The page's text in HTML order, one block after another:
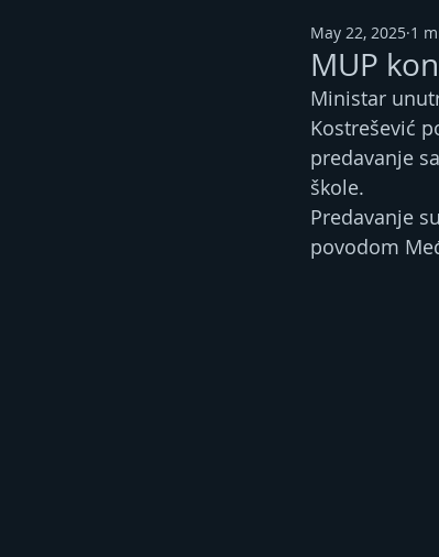
MUP
May 22, 2025 1
Ministar
Kostrešević
predavanje
škole.
Predavanje
povodom